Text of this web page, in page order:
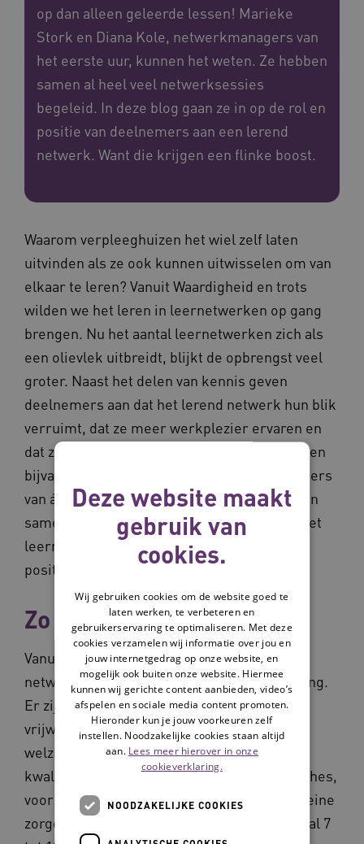
op dan alleen geleerde lessen! Marieke
Stork en Diana Kole, netwerkmanagers van
het eerste uur, kunnen het weten. Ze hebben
samen al heel veel netwerksessies
begeleid. In deze blog gaan ze in op de rol en
positie van deelnemers aan een lerend
netwerk. Want die krijgen een flinke boost.
Waarom verpleeghuizen het wiel zelf laten
uitvinden als ze ook kunnen uitwisselen om van
elkaar te leren? Vanuit Waardigheid en trots
wilden we het leren in leernetwerken op gang
brengen. Nu het aantal leernetwerken zich als
een olievlek uitbreidt, blijkt de opbrengst veel
groter. Naast het delen van kennis geven
deelnemers aan dat het lerend netwerk hun blik
verruimt, dat ze meer werkplezier ervaren en
dat ze steviger in hun schoenen staan. Wat een
bijvangst! We krijgen het terug van deelnemers
van álle netwerken, ook al verschillen deze in
samenstelling, doelen en aanpak. ‘Dankzij het
leernetwerk sta ik sterker in mijn rol en
positie’. Hoe komt dat?
Zo werkt een netwerk
Vanuit Waardigheid en trots zijn 17 lerende
netwerken actief, nog eens 3 zijn in oprichting.
Er zijn netwerken voor
vrijwilligerscoördinatoren en voor
welzijnsmedewerkers, voor
kwaliteitsverpleegkundigen, voor teamcoaches,
voor communicatieprofessionals en voor kleine
zorgorganisaties. In een netwerk zijn meestal 7
Deze website maakt
gebruik van
cookies.
Wij gebruiken cookies om de website goed te
laten werken, te verbeteren en
gebruikerservaring te optimaliseren. Met deze
cookies verzamelen wij informatie over jou en
jouw internetgedrag op onze website, en
mogelijk ook buiten onze website. Hiermee
kunnen wij gerichte content aanbieden, video’s
afspelen en sociale media content promoten.
Hieronder kun je jouw voorkeuren zelf
instellen. Noodzakelijke cookies staan altijd
aan. Lees meer hierover in onze
cookieverklaring.
NOODZAKELIJKE COOKIES